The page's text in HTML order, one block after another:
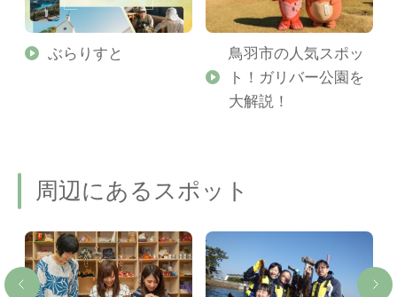
ぶらりすと
鳥羽市の人気スポッ
ト！ガリバー公園を
大解説！
周辺にあるスポット